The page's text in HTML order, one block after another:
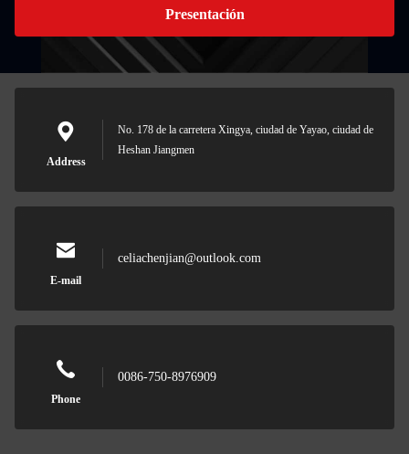
Presentación
Address
No. 178 de la carretera Xingya, ciudad de Yayao, ciudad de
Heshan Jiangmen
E-mail
celiachenjian@outlook.com
Phone
0086-750-8976909